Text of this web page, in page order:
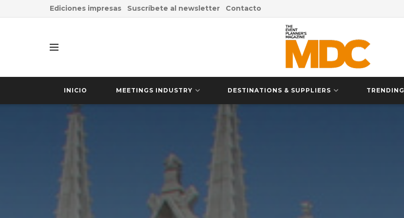
Ediciones impresas Suscríbete al newsletter Contacto
INICIO MEETINGS INDUSTRY DESTINATIONS & SUPPLIERS TRENDING